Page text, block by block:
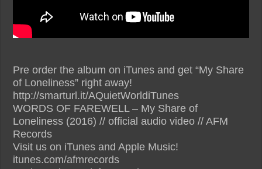
Pre order the album on iTunes and get “My Share
of Loneliness” right away!
http://smarturl.it/AQuietWorldiTunes
WORDS OF FAREWELL – My Share of
Loneliness (2016) // official audio video // AFM
Records
Visit us on iTunes and Apple Music!
itunes.com/afmrecords